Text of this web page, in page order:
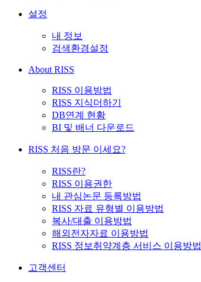
설정
내 정보
검색환경설정
About RISS
RISS 이용방법
RISS 지식더하기
DB연계 현황
BI 및 배너 다운로드
RISS 처음 방문 이세요?
RISS란?
RISS 이용권한
내 관심논문 등록방법
RISS 자료 유형별 이용방법
복사/대출 이용방법
해외전자자료 이용방법
RISS 정보취약계층 서비스 이용방법
고객센터